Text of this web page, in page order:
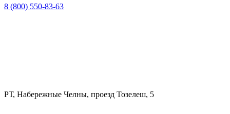
8 (800) 550-83-63
РТ, Набережные Челны, проезд Тозелеш, 5